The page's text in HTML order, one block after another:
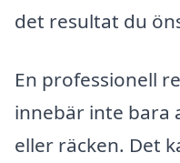
det resultat du
En professionell
innebär inte bara
eller räcken. Det